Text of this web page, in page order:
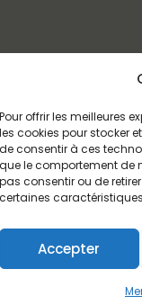
Pour offrir les meilleures
les cookies pour stocker
de consentir à ces
que le comportement de
pas consentir ou de
certaines
Accepter